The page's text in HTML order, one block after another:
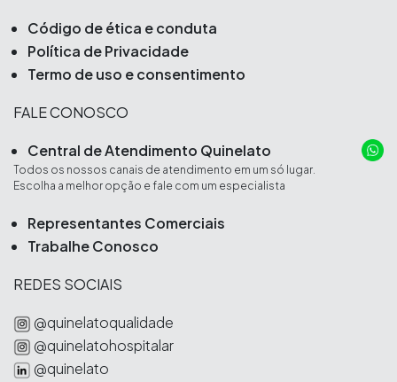
Código de ética e conduta
Política de Privacidade
Termo de uso e consentimento
FALE CONOSCO
Central de Atendimento Quinelato
Todos os nossos canais de atendimento em um só lugar.
Escolha a melhor opção e fale com um especialista
Representantes Comerciais
Trabalhe Conosco
REDES SOCIAIS
@quinelatoqualidade
@quinelatohospitalar
@quinelato